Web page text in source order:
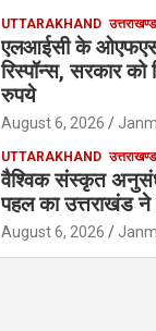
UTTARAKHAND उत्तराखण्ड
एलआईसी के
रिस्पॉन्स, सरकार
रुपये
August 6, 2026
UTTARAKHAND उत्तराखण्ड
वैश्विक संस्कृत
पहल का उत्तराखंड ने
August 6, 2026